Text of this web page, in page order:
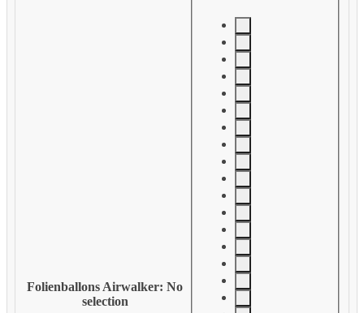
Folienballons Airwalker: No
selection